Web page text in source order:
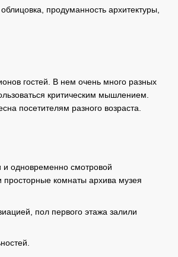
продуманность архитектуры,
гостей. В нем очень много разных
критическим мышлением.
посетителям разного возраста.
и одновременно смотровой
комнаты архива музея
пол первого этажа залили